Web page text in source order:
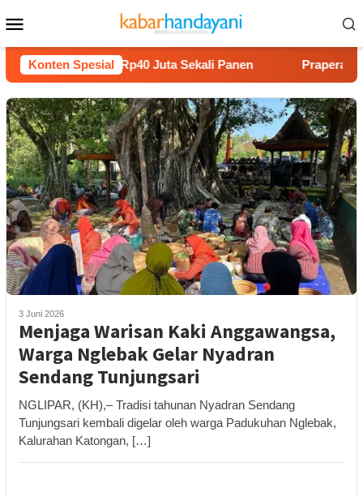
ke
kontenMobile
Konten Spesial
Untung Rp40 Juta Sekali Panen Praperadilan
3 Juni 2026
Menjaga Warisan Kaki Anggawangsa,
Warga Nglebak Gelar Nyadran
Sendang Tunjungsari
NGLIPAR, (KH),– Tradisi tahunan Nyadran Sendang
Tunjungsari kembali digelar oleh warga Padukuhan Nglebak,
Kalurahan Katongan, […]